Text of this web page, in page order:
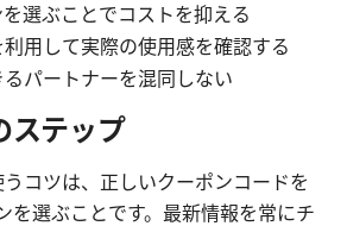
を選ぶことでコストを抑える
用して実際の使用感を確認する
パートナーを混同しない
ステップ
コツは、正しいクーポンコードを
を選ぶことです。最新情報を常にチ